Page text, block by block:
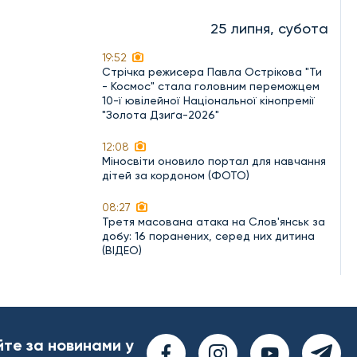
25 липня, субота
19:52
Стрічка режисера Павла Острікова "Ти
- Космос" стала головним переможцем
10-ї ювілейної Національної кінопремії
"Золота Дзиґа-2026"
12:08
Міносвіти оновило портал для навчання
дітей за кордоном (ФОТО)
08:27
Третя масована атака на Слов'янськ за
добу: 16 поранених, серед них дитина
(ВІДЕО)
за новинами у